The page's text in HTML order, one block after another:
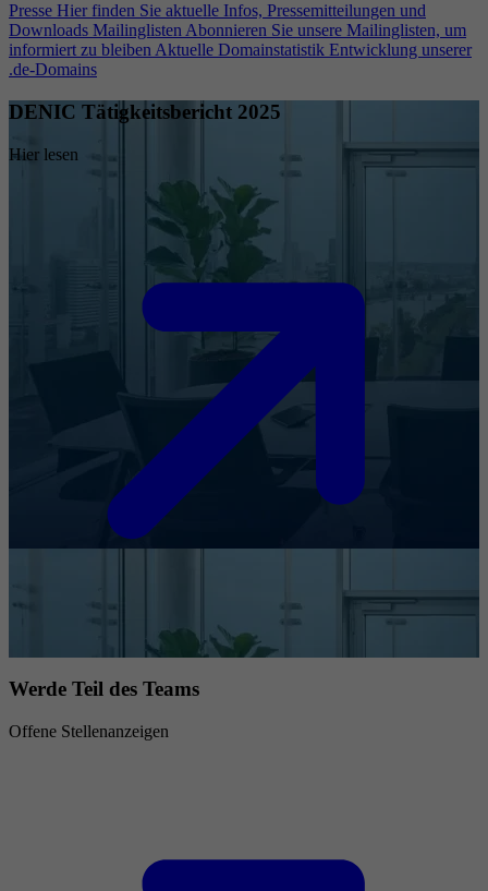
Presse Hier finden Sie aktuelle Infos, Pressemitteilungen und
Downloads Mailinglisten Abonnieren Sie unsere Mailinglisten, um
informiert zu bleiben Aktuelle Domainstatistik Entwicklung unserer
.de-Domains
DENIC Tätigkeitsbericht 2025
Hier lesen
Werde Teil des Teams
Offene Stellenanzeigen